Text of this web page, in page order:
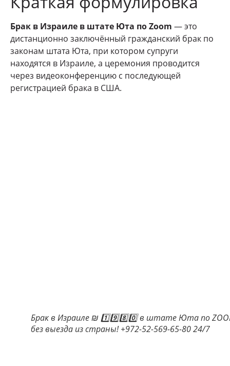
Брак в Израиле в штате Юта по Zoom — это
дистанционно заключённый гражданский брак по
законам штата Юта, при котором супруги
находятся в Израиле, а церемония проводится
через видеоконференцию с последующей
регистрацией брака в США.
Брак в Израиле ₪ 1️⃣9️⃣8️⃣0️⃣ в штате Юта по
без выезда из страны! +972-52-569-65-80 24/7